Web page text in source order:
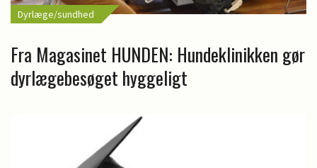
Dyrlæge/sundhed
Fra Magasinet HUNDEN: Hundeklinikken gør
dyrlægebesøget hyggeligt